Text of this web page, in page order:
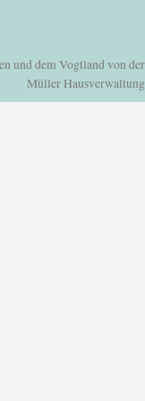
und dem Vogtland von der
Müller Hausverwaltung